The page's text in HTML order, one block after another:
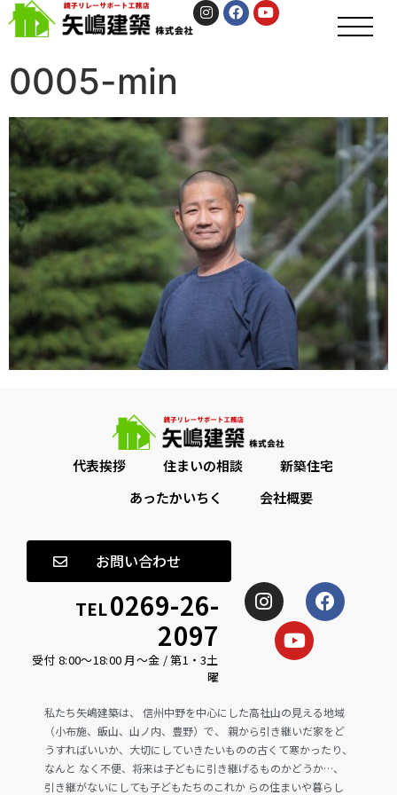
0005-min
代表挨拶 住まいの相談
新築住宅
あったかいちく
会社概要
お問い合わせ
TEL0269-26-
2097
受付 8:00〜18:00 月〜金 / 第1・3土
曜
私たち矢嶋建築は、 信州中野を中心にした高社山の見える地域
（小布施、飯山、山ノ内、豊野）で、 親から引き継いだ家をど
うすればいいか、大切にしていきたいものの古くて寒かったり、
なんと なく不便、将来は子どもに引き継げるものかどうか…、
引き継がないにしても子どもたちのこれか らの住まいや暮らし